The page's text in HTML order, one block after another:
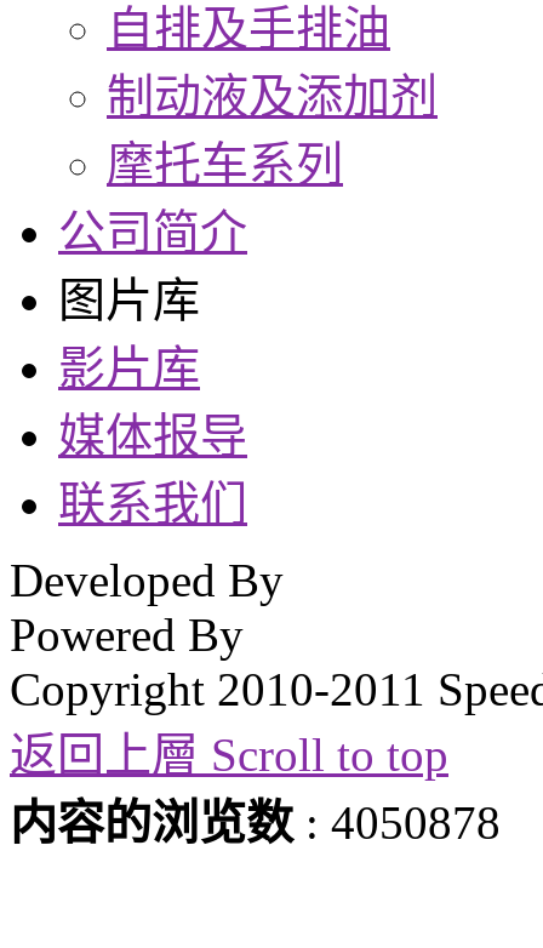
自排及手排油
制动液及添加剂
摩托车系列
公司简介
图片库
影片库
媒体报导
联系我们
Developed By
Powered By
Copyright 2010-2011
返回上層 Scroll to top
内容的浏览数 : 4050878